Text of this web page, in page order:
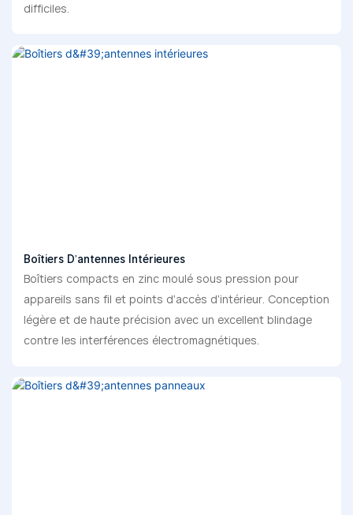
difficiles.
Boîtiers D'antennes Intérieures
Boîtiers compacts en zinc moulé sous pression pour
appareils sans fil et points d'accès d'intérieur. Conception
légère et de haute précision avec un excellent blindage
contre les interférences électromagnétiques.